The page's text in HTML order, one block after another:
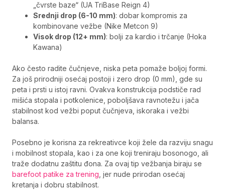
„čvrste baze“ (UA TriBase Reign 4)
Srednji drop (6-10 mm): dobar kompromis za
kombinovane vežbe (Nike Metcon 9)
Visok drop (12+ mm): bolji za kardio i trčanje (Hoka
Kawana)
Ako često radite čučnjeve, niska peta pomaže boljoj formi.
Za još prirodniji osećaj postoji i zero drop (0 mm), gde su
peta i prsti u istoj ravni. Ovakva konstrukcija podstiče rad
mišića stopala i potkolenice, poboljšava ravnotežu i jača
stabilnost kod vežbi poput čučnjeva, iskoraka i vežbi
balansa.
Posebno je korisna za rekreativce koji žele da razviju snagu
i mobilnost stopala, kao i za one koji treniraju bosonogo, ali
traže dodatnu zaštitu đona. Za ovaj tip vežbanja biraju se
barefoot patike za trening , jer nude prirodan osećaj
kretanja i dobru stabilnost.